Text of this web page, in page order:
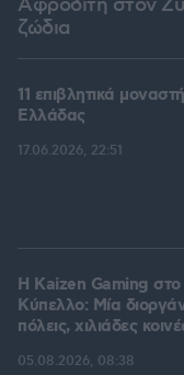
Αφροδίτη στον
ζώδια
11 επιβλητικά
Ελλάδας
17.06.2026, 22:51
H Kaizen Gaming
Kύπελλο: Μία
πόλεις, χιλιάδες
05.08.2026, 08:38